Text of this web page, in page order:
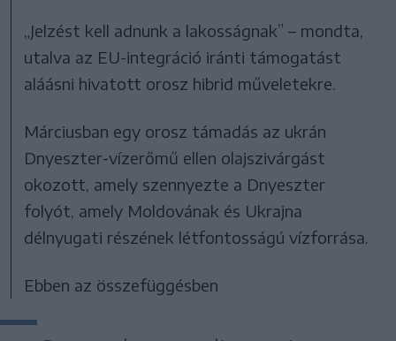
„Jelzést kell adnunk a lakosságnak” – mondta,
utalva az EU-integráció iránti támogatást
aláásni hivatott orosz hibrid műveletekre.
Márciusban egy orosz támadás az ukrán
Dnyeszter-vízerőmű ellen olajszivárgást
okozott, amely szennyezte a Dnyeszter
folyót, amely Moldovának és Ukrajna
délnyugati részének létfontosságú vízforrása.
Ebben az összefüggésben